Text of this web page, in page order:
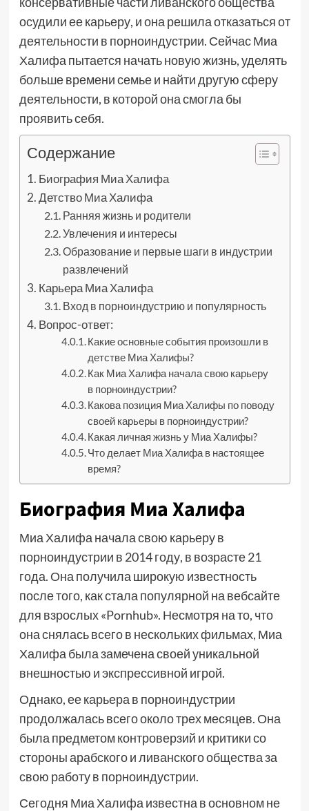
осудили ее карьеру, и она решила отказаться от
деятельности в порноиндустрии. Сейчас Миа
Халифа пытается начать новую жизнь, уделять
больше времени семье и найти другую сферу
деятельности, в которой она смогла бы
проявить себя.
Содержание
Биография Миа Халифа
Детство Миа Халифа
Ранняя жизнь и родители
Увлечения и интересы
Образование и первые шаги в индустрии
развлечений
Карьера Миа Халифа
Вход в порноиндустрию и популярность
Вопрос-ответ:
Какие основные события произошли в
детстве Миа Халифы?
Как Миа Халифа начала свою карьеру
в порноиндустрии?
Какова позиция Миа Халифы по поводу
своей карьеры в порноиндустрии?
Какая личная жизнь у Миа Халифы?
Что делает Миа Халифа в настоящее
время?
Биография Миа Халифа
Миа Халифа начала свою карьеру в
порноиндустрии в 2014 году, в возрасте 21
года. Она получила широкую известность
после того, как стала популярной на вебсайте
для взрослых «Pornhub». Несмотря на то, что
она снялась всего в нескольких фильмах, Миа
Халифа была замечена своей уникальной
внешностью и экспрессивной игрой.
Однако, ее карьера в порноиндустрии
продолжалась всего около трех месяцев. Она
была предметом контроверзий и критики со
стороны арабского и ливанского общества за
свою работу в порноиндустрии.
Сегодня Миа Халифа известна в основном не